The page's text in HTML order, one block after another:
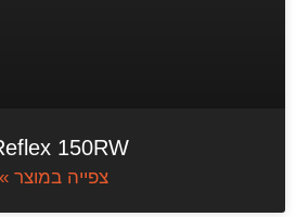
150RW
צפייה במוצר »